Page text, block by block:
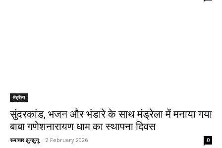
मंड्रेला
सुंदरकांड, भजन और भंडारे के साथ मंड्रेला में मनाया गया
बाबा गणेशनारायण धाम का स्थापना दिवस
समाचार झुन्झुनू - 2 February 2026 0